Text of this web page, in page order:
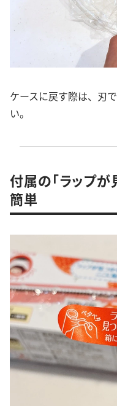
ケースに戻す際は、刃
い。
付属の「ラップが
簡単